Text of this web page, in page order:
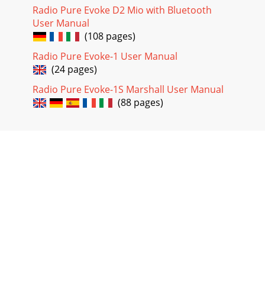
Radio Pure Evoke D2 Mio with Bluetooth
User Manual
(108 pages)
Radio Pure Evoke-1 User Manual
(24 pages)
Radio Pure Evoke-1S Marshall User Manual
(88 pages)